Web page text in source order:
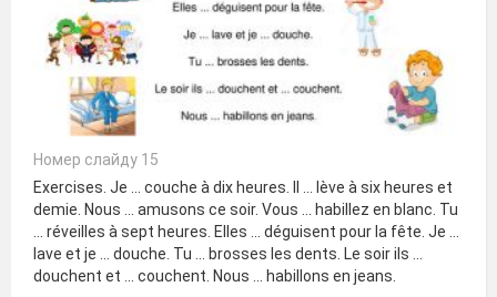
Номер слайду 15
Exercises. Je ... couche à dix heures. Il ... lève à six heures et
demie. Nous ... amusons ce soir. Vous ... habillez en blanc. Tu
... réveilles à sept heures. Elles ... déguisent pour la fête. Je ...
lave et je ... douche. Tu ... brosses les dents. Le soir ils ...
douchent et ... couchent. Nous ... habillons en jeans.